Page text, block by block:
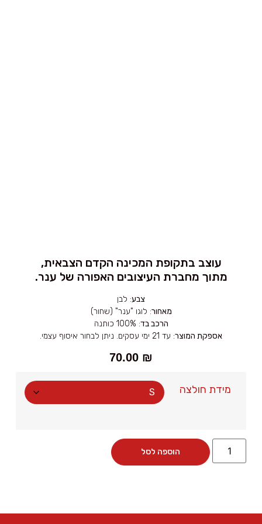
עוצב בתקופת המכינה הקדם הצבאית,
מתוך מחברת העיצובים האפורה של ענר.
צבע: לבן
מאחור: לוגו "ענר" (שחור)
הרכב בד: 100% כותנה
אספקת המוצר: עד 21 ימי עסקים. ניתן לבחור איסוף עצמי.
70.00 ₪
מידת חולצה
הוספה לסל